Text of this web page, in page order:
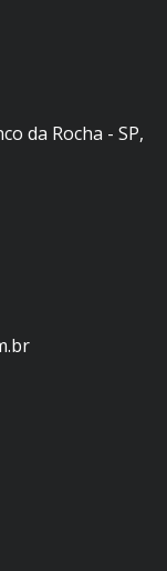
da Rocha - SP,